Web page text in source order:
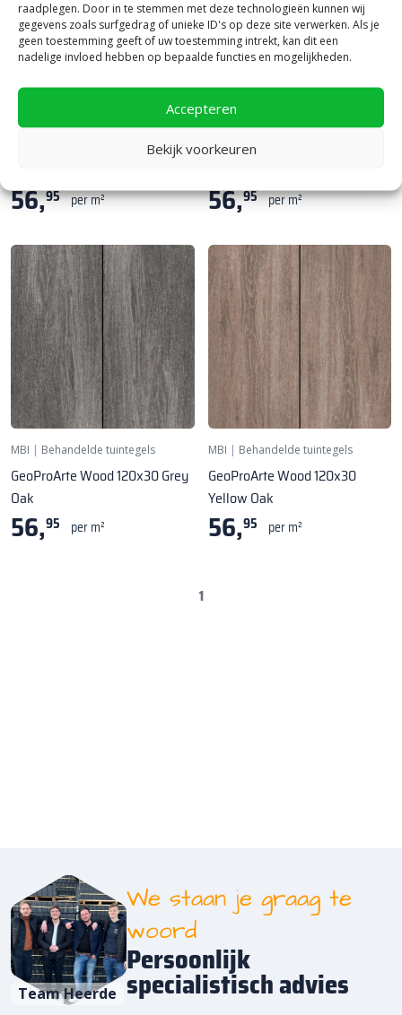
raadplegen. Door in te stemmen met deze technologieën kunnen wij
gegevens zoals surfgedrag of unieke ID's op deze site verwerken. Als je
geen toestemming geeft of uw toestemming intrekt, kan dit een
nadelige invloed hebben op bepaalde functies en mogelijkheden.
Accepteren
Bekijk voorkeuren
MBI
GeoProArte Wood 120x30
56,95 per m²
GeoProArte Wood 120x30 Dark
56,95 per m²
MBI | Behandelde tuintegels
GeoProArte Wood 120x30 Grey
Oak
56,95 per m²
MBI | Behandelde tuintegels
GeoProArte Wood 120x30
Yellow Oak
56,95 per m²
1
Team Heerde
We staan je graag te
woord
Persoonlijk
specialistisch advies